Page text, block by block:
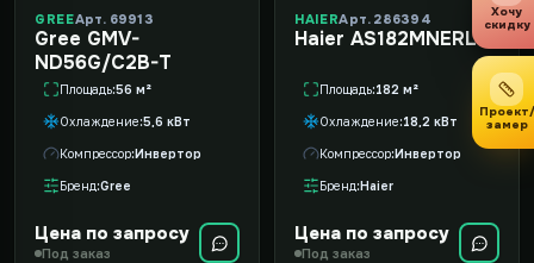
GREEАрт. 69913
Gree GMV-
ND56G/C2B-T
Площадь 56 м²
Охлаждение 5,6 кВт
Компрессор Инвертор
Бренд Gree
Цена по запросу
Под заказ
HAIERАрт. 286394
Haier AS182MNERL
Площадь 182 м²
Охлаждение 18,2 кВт
Компрессор Инвертор
Бренд Haier
Цена по запросу
Под заказ
Хочу
скидку
Проект/
замер